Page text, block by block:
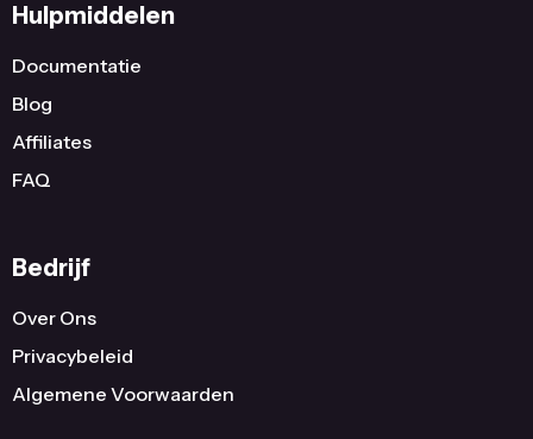
Hulpmiddelen
Documentatie
Blog
Affiliates
FAQ
Bedrijf
Over Ons
Privacybeleid
Algemene Voorwaarden